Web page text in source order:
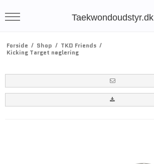
Taekwondoudstyr.dk
Forside / Shop / TKD Friends /
Kicking Target nøglering